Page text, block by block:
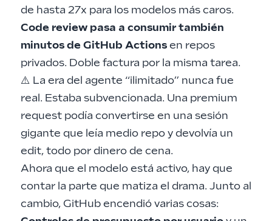
de hasta 27x para los modelos más caros.
Code review pasa a consumir también
minutos de GitHub Actionsen repos
privados. Doble factura por la misma tarea.
⚠️ La era del agente “ilimitado” nunca fue
real. Estaba subvencionada. Una premium
request podía convertirse en una sesión
gigante que leía medio repo y devolvía un
edit, todo por dinero de cena.
Ahora que el modelo está activo, hay que
contar la parte que matiza el drama. Junto al
cambio, GitHub encendió varias cosas: